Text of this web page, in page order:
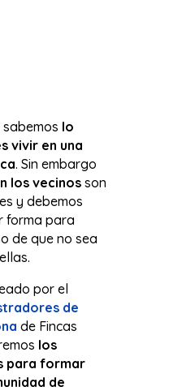
sabemos lo
vivir en una
. Sin embargo
los vecinosson
y debemos
forma para
de que no sea
por el
de
de Fincas
los
para formar
de